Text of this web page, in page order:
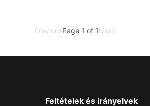
PreviousPage 1 of 1Next
Feltételek és irányelvek